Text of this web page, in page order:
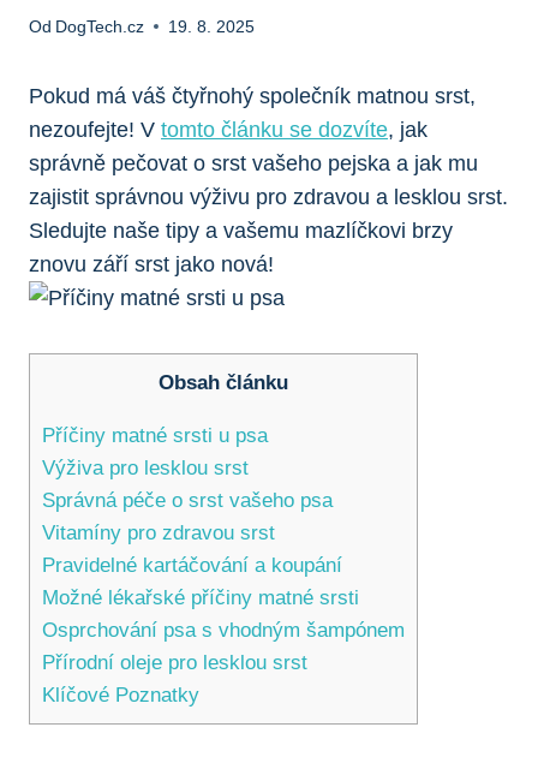
Od DogTech.cz 19. 8. 2025
Pokud má váš čtyřnohý společník matnou ‍srst,
nezoufejte! V tomto článku se dozvíte, jak
správně pečovat o srst vašeho pejska ⁤a jak mu
zajistit správnou ⁣výživu​ pro zdravou a lesklou ⁣srst.⁢
Sledujte naše tipy a vašemu mazlíčkovi brzy
znovu září‍ srst jako nová!
Obsah článku
Příčiny matné srsti u psa
Výživa ⁢pro lesklou ​srst
Správná péče o srst vašeho ​psa
Vitamíny⁢ pro ⁢zdravou srst
Pravidelné kartáčování a koupání
Možné lékařské⁣ příčiny ‌matné srsti
Osprchování psa​ s ⁣vhodným šampónem
Přírodní‍ oleje pro lesklou srst
Klíčové Poznatky